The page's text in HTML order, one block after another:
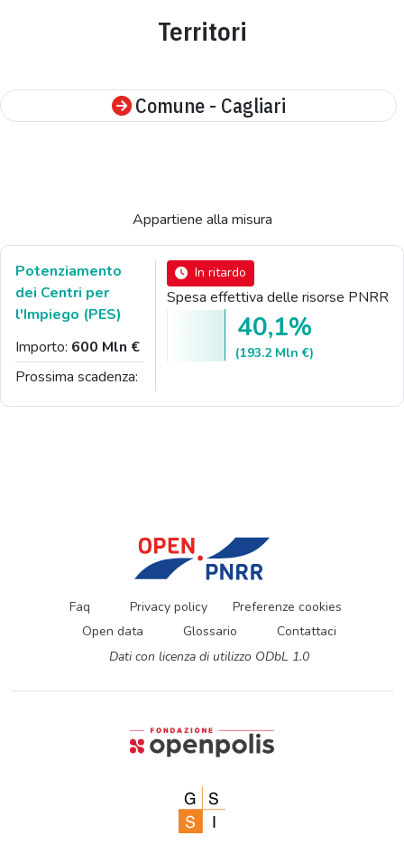
Territori
Comune - Cagliari
Appartiene alla misura
Potenziamento
dei Centri per
l'Impiego (PES)
Importo: 600 Mln €
Prossima scadenza:
In ritardo
Spesa effettiva delle risorse PNRR
40,1%
(193.2 Mln €)
Faq Privacy policy
Preferenze cookies
Open data
Glossario
Contattaci
Dati con licenza di utilizzo ODbL 1.0